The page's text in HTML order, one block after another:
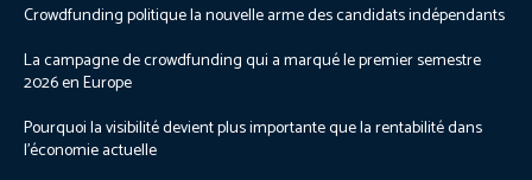
Crowdfunding politique la nouvelle arme des candidats indépendants
La campagne de crowdfunding qui a marqué le premier semestre
2026 en Europe
Pourquoi la visibilité devient plus importante que la rentabilité dans
l’économie actuelle